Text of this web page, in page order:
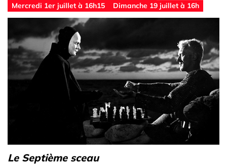
Mercredi 1er juillet à 16h15
Dimanche 19 juillet à 16h
Le Septième sceau